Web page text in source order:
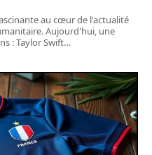
au cœur de l'actualité
Aujourd'hui, une
: Taylor Swift…